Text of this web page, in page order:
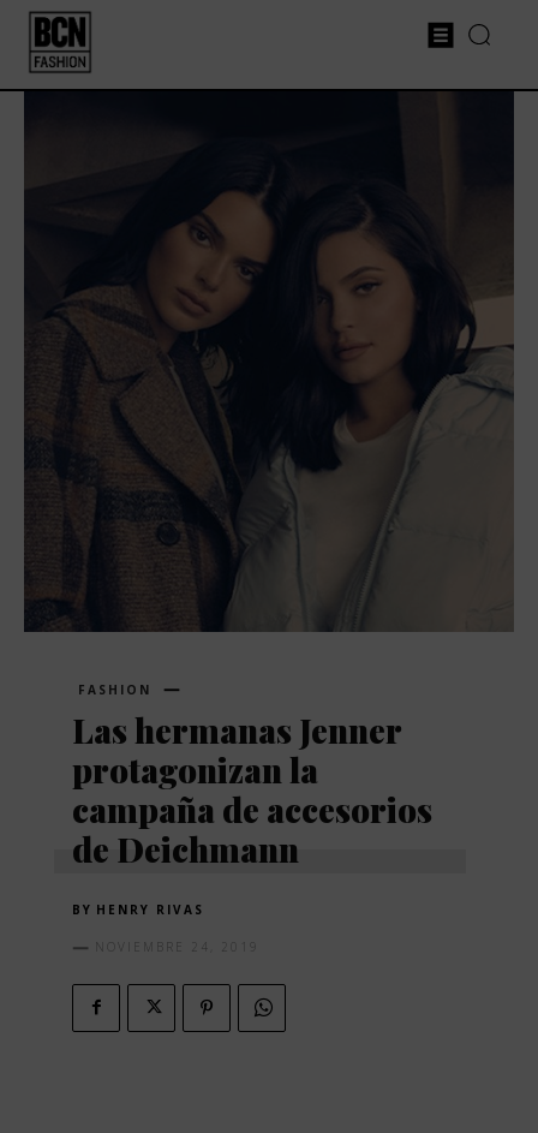
FASHION
Las hermanas Jenner
protagonizan la
campaña de accesorios
de Deichmann
BY HENRY RIVAS
NOVIEMBRE 24, 2019